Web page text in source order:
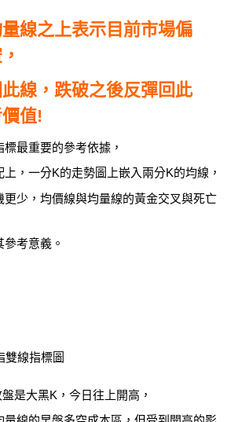
線之上表示目前市場偏
線，跌破之後反彈回此
值!
最重要的參考依據，
，一分K的走勢圖上嵌入兩分K的均線，
更少，均價線與均量線的黃金交叉與死亡
考意義。
是大黑K，今日往上開高，